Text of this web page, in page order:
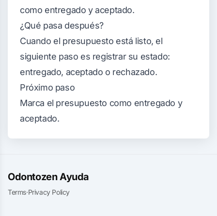
como entregado y aceptado.
¿Qué pasa después?
Cuando el presupuesto está listo, el
siguiente paso es registrar su estado:
entregado, aceptado o rechazado.
Próximo paso
Marca el presupuesto como entregado y
aceptado.
Odontozen Ayuda
Terms·Privacy Policy